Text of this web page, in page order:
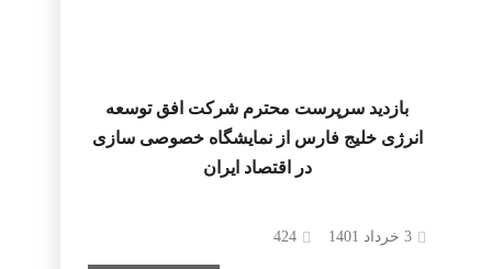
بازدید سرپرست محترم شرکت افق توسعه
انرژی خلیج فارس از نمایشگاه خصوصی سازی
در اقتصاد ایران
3 خرداد 1401 424